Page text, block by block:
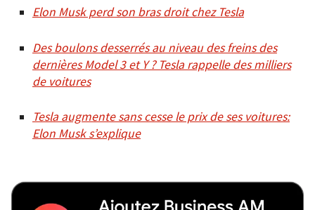
Elon Musk perd son bras droit chez Tesla
Des boulons desserrés au niveau des freins des
dernières Model 3 et Y ? Tesla rappelle des milliers
de voitures
Tesla augmente sans cesse le prix de ses voitures:
Elon Musk s’explique